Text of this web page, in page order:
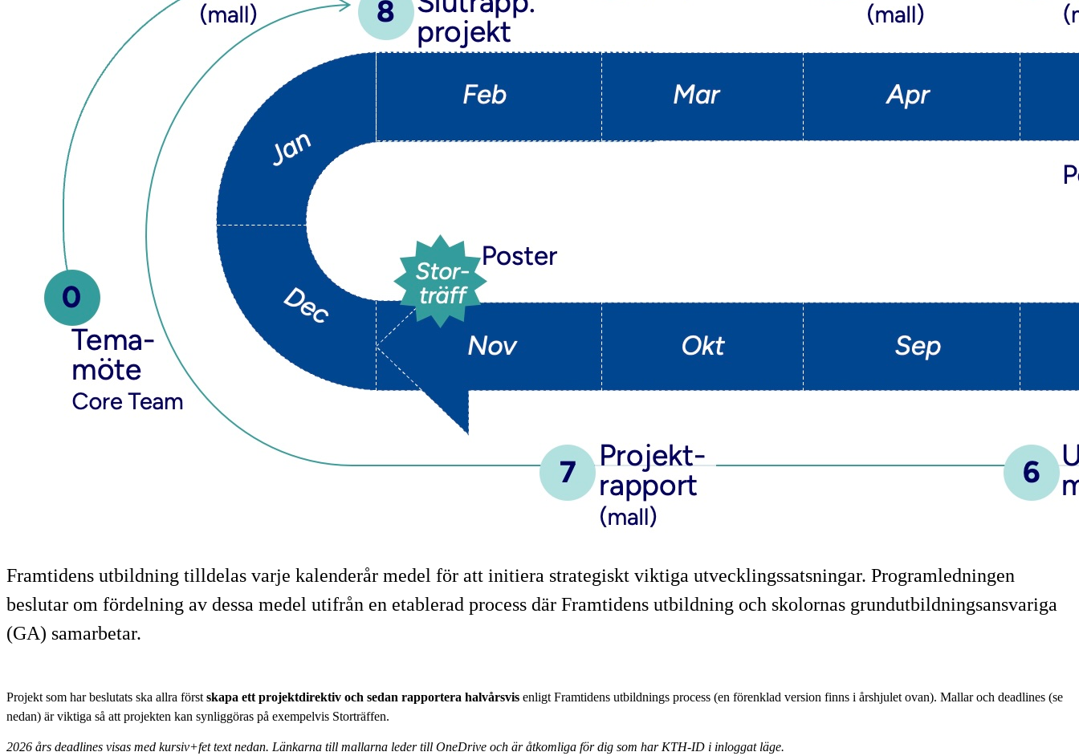
Framtidens utbildning tilldelas varje kalenderår medel för att initiera strategiskt viktiga utvecklingssatsningar. Programledningen
beslutar om fördelning av dessa medel utifrån en etablerad process där Framtidens utbildning och skolornas grundutbildningsansvariga
(GA) samarbetar.
Projekt som har beslutats ska allra först skapa ett projektdirektiv och sedan rapportera halvårsvis enligt Framtidens utbildnings process (en förenklad version finns i årshjulet ovan). Mallar och deadlines (se
nedan) är viktiga så att projekten kan synliggöras på exempelvis Storträffen.
2026 års deadlines visas med kursiv+fet text nedan. Länkarna till mallarna leder till OneDrive och är åtkomliga för dig som har KTH-ID i inloggat läge.